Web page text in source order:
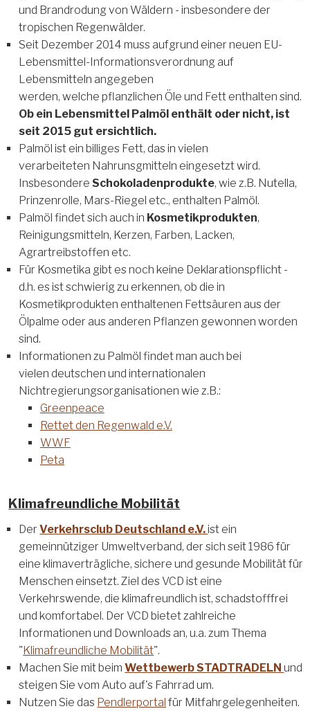
und Brandrodung von Wäldern - insbesondere der
tropischen Regenwälder.
Seit Dezember 2014 muss aufgrund einer neuen EU-
Lebensmittel-Informationsverordnung auf
Lebensmitteln angegeben
werden, welche pflanzlichen Öle und Fett enthalten sind.
Ob ein Lebensmittel Palmöl enthält oder nicht, ist
seit 2015 gut ersichtlich.
Palmöl ist ein billiges Fett, das in vielen
verarbeiteten Nahrunsgmitteln eingesetzt wird.
InsbesondereSchokoladenprodukte, wie z.B. Nutella,
Prinzenrolle, Mars-Riegel etc., enthalten Palmöl.
Palmöl findet sich auch in Kosmetikprodukten,
Reinigungsmitteln, Kerzen, Farben, Lacken,
Agrartreibstoffen etc.
Für Kosmetika gibt es noch keine Deklarationspflicht -
d.h. es ist schwierig zu erkennen, ob die in
Kosmetikprodukten enthaltenen Fettsäuren aus der
Ölpalme oder aus anderen Pflanzen gewonnen worden
sind.
Informationen zu Palmöl findet man auch bei
vielen deutschen und internationalen
Nichtregierungsorganisationen wie z.B.:
Greenpeace
Rettet den Regenwald e.V.
WWF
Peta
Klimafreundliche Mobilität
DerVerkehrsclub Deutschland e.V.ist ein
gemeinnütziger Umweltverband, der sich seit 1986 für
eine klimaverträgliche, sichere und gesunde Mobilität für
Menschen einsetzt. Ziel des VCD ist eine
Verkehrswende, die klimafreundlich ist, schadstofffrei
und komfortabel. Der VCD bietet zahlreiche
Informationen und Downloads an, u.a. zum Thema
"Klimafreundliche Mobilität".
Machen Sie mit beimWettbewerb STADTRADELNund
steigen Sie vom Auto auf's Fahrrad um.
Nutzen Sie das Pendlerportal für Mitfahrgelegenheiten.